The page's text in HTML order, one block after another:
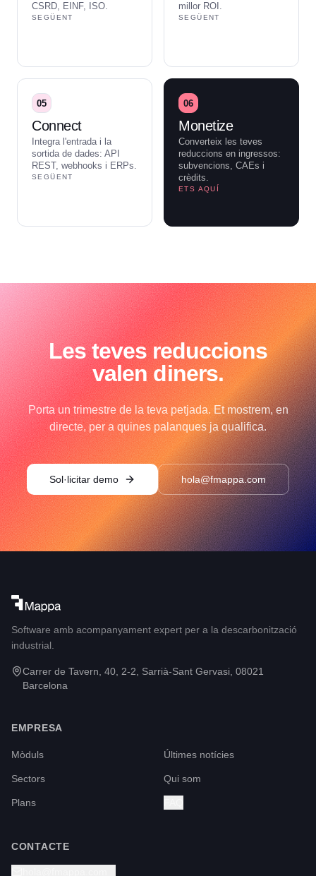
CSRD, EINF, ISO.
SEGÜENT
millor ROI.
SEGÜENT
05
Connect
Integra l'entrada i la
sortida de dades: API
REST, webhooks i ERPs.
SEGÜENT
06
Monetize
Converteix les teves
reduccions en ingressos:
subvencions, CAEs i
crèdits.
ETS AQUÍ
Les teves reduccions
valen diners.
Porta un trimestre de la teva petjada. Et mostrem, en
directe, per a quines palanques ja qualifica.
Sol·licitar demo hola@fmappa.com
Software amb acompanyament expert per a la descarbonització
industrial.
Carrer de Tavern, 40, 2-2, Sarrià-Sant Gervasi, 08021
Barcelona
EMPRESA
Mòduls
Sectors
Plans
Últimes notícies
Qui som
CONTACTE